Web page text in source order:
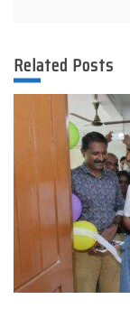
Related Posts